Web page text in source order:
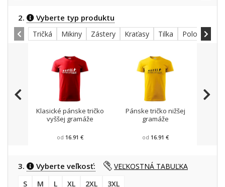
2. Vyberte typ produktu
Tričká Mikiny Zástery Kraťasy Tilka Polokošele
Klasické pánske tričko
vyššej gramáže
od 16.91 €
Pánske tričko nižšej
gramáže
od 16.91 €
3. Vyberte veľkosť:
VEĽKOSTNÁ TABUĽKA
S
M L XL 2XL 3XL